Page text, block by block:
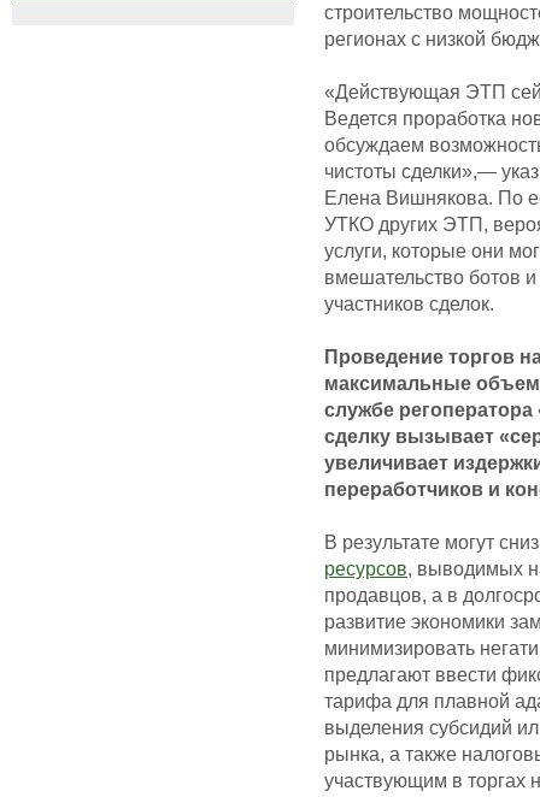
строительство
регионах с низкой
«Действующая ЭТП
Ведется проработка
обсуждаем
чистоты сделки»,—
Елена Вишнякова. По
УТКО других ЭТП,
услуги, которые они
вмешательство ботов
участников сделок.
Проведение торгов
максимальные
службе
сделку вызывает
увеличивает
переработчиков и
В результате могут
ресурсов, выводимых
продавцов, а в
развитие экономики
минимизировать
предлагают ввести
тарифа для плавной
выделения субсидий
рынка, а также
участвующим в торгах